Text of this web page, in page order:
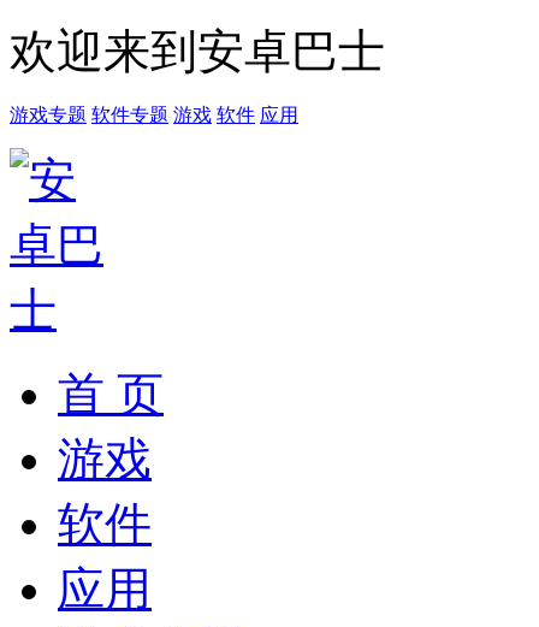
欢迎来到安卓巴士
游戏专题 软件专题 游戏 软件 应用
首 页
游戏
软件
应用